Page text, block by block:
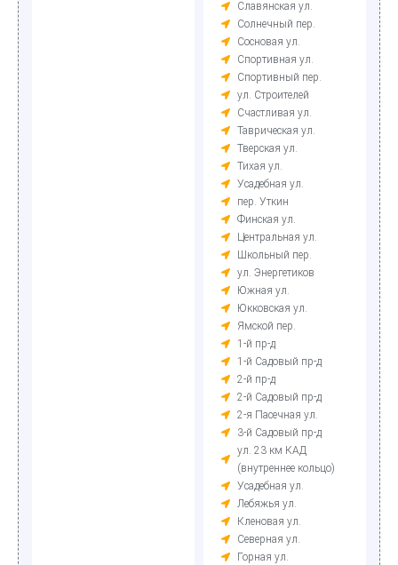
Славянская ул.
Солнечный пер.
Сосновая ул.
Спортивная ул.
Спортивный пер.
ул. Строителей
Счастливая ул.
Таврическая ул.
Тверская ул.
Тихая ул.
Усадебная ул.
пер. Уткин
Финская ул.
Центральная ул.
Школьный пер.
ул. Энергетиков
Южная ул.
Юкковская ул.
Ямской пер.
1-й пр-д
1-й Садовый пр-д
2-й пр-д
2-й Садовый пр-д
2-я Пасечная ул.
3-й Садовый пр-д
ул. 23 км КАД
(внутреннее кольцо)
Усадебная ул.
Лебяжья ул.
Кленовая ул.
Северная ул.
Горная ул.